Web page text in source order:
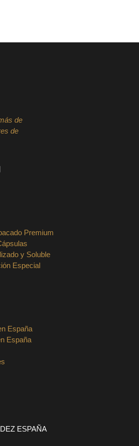
de
de
Premium
y Soluble
Especial
España
España
ESPAÑA